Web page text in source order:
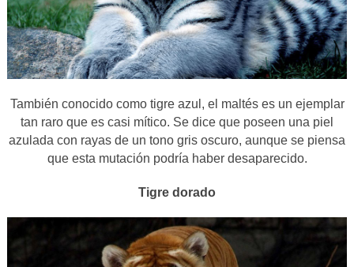
También conocido como tigre azul, el maltés es un ejemplar
tan raro que es casi mítico. Se dice que poseen una piel
azulada con rayas de un tono gris oscuro, aunque se piensa
que esta mutación podría haber desaparecido.
Tigre dorado